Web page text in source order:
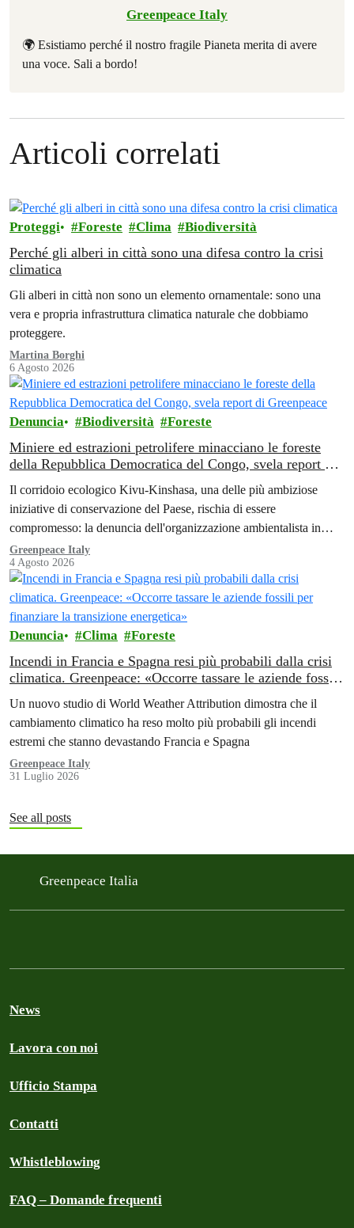
Greenpeace Italy
🌍 Esistiamo perché il nostro fragile Pianeta merita di avere
una voce. Sali a bordo!
Articoli correlati
Proteggi Foreste Clima Biodiversità
Perché gli alberi in città sono una difesa contro la crisi
climatica
Gli alberi in città non sono un elemento ornamentale: sono una
vera e propria infrastruttura climatica naturale che dobbiamo
proteggere.
Martina Borghi
6 Agosto 2026
Denuncia Biodiversità Foreste
Miniere ed estrazioni petrolifere minacciano le foreste
della Repubblica Democratica del Congo, svela report di
Il corridoio ecologico Kivu-Kinshasa, una delle più ambiziose
iniziative di conservazione del Paese, rischia di essere
compromesso: la denuncia dell'organizzazione ambientalista in
Africa.
Greenpeace Italy
4 Agosto 2026
Denuncia Clima Foreste
Incendi in Francia e Spagna resi più probabili dalla crisi
climatica. Greenpeace: «Occorre tassare le aziende fossili
Un nuovo studio di World Weather Attribution dimostra che il
cambiamento climatico ha reso molto più probabili gli incendi
estremi che stanno devastando Francia e Spagna
Greenpeace Italy
31 Luglio 2026
See all posts
Greenpeace Italia
News
Lavora con noi
Ufficio Stampa
Contatti
Whistleblowing
FAQ – Domande frequenti